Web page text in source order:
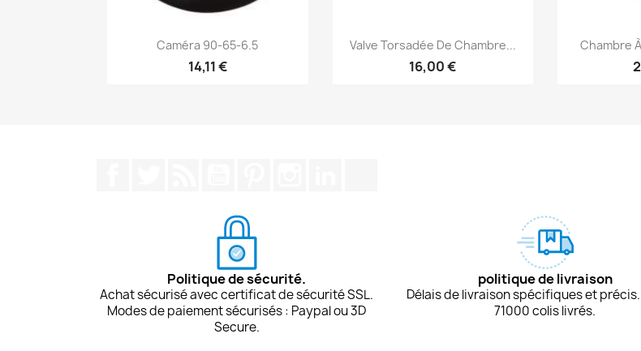
Aperçu rapide
Caméra 90-65-6.5
14,11 €
Aperçu rapide
Valve Torsadée De Chambre...
16,00 €

Chambre
Politique de sécurité.
Achat sécurisé avec certificat de sécurité SSL.
Modes de paiement sécurisés : Paypal ou 3D
Secure.
politique de livraison
Délais de livraison spécifiques et précis.
71000 colis livrés.